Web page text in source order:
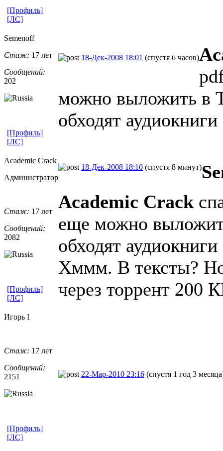
[Профиль]
[ЛС]
Semenoff
Стаж: 17 лет
Сообщений:
202
18-Дек-2008 18:01 (спустя 6 часов)
можно выложить в
обходят
[Профиль]
[ЛС]
Academic Crack
Администратор
Стаж: 17 лет
Сообщений:
2082
18-Дек-2008 18:10 (спустя 8 минут)
Academic Crack
еще можно
обходят
Хммм. В тексты? Но
через торрент
[Профиль]
[ЛС]
Игорь I
Стаж: 17 лет
Сообщений:
2151
22-Мар-2010 23:16 (спустя 1 год 3
[Профиль]
[ЛС]